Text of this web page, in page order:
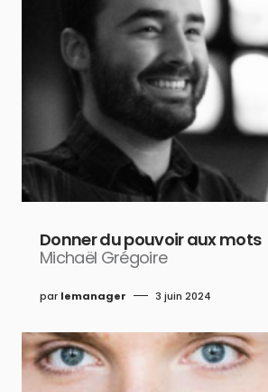
Donner du pouvoir aux mots
Michaël Grégoire
par lemanager 3 juin 2024